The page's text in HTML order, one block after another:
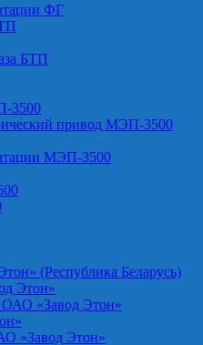
ФГ
БТП
3500
привод МЭП-3500
МЭП-3500
(Республика Беларусь)
Этон»
«Завод Этон»
«Завод Этон»